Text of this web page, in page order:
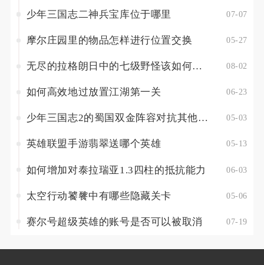
少年三国志二神兵宝库位于哪里 07-07
摩尔庄园里的物品怎样进行位置交换 05-27
无尽的拉格朗日中的七级野怪该如何攻略 08-02
如何高效地过放置江湖第一关 06-23
少年三国志2的蜀国双金阵容对抗其他阵容时有什么策略 05-03
英雄联盟手游翡翠送哪个英雄 05-13
如何增加对泰拉瑞亚1.3四柱的抵抗能力 06-03
太空行动饕餮中有哪些隐藏关卡 05-06
赛尔号超级英雄的账号是否可以被取消 07-19